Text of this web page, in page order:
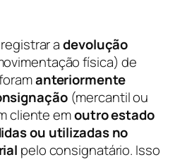
registrar adevolução
física) de
anteriormente
(mercantil ou
cliente emoutro estado
ou utilizadas no
pelo consignatário. Isso